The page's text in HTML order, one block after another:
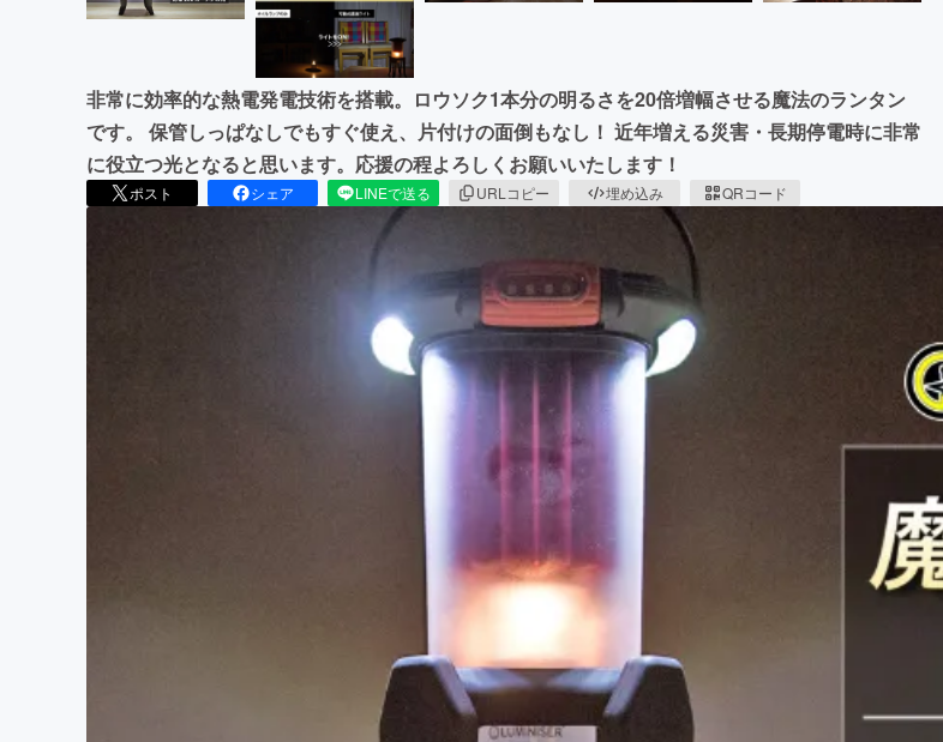
非常に効率的な熱電発電技術を搭載。ロウソク1本分の明るさを20倍増幅させる魔法のランタン
です。 保管しっぱなしでもすぐ使え、片付けの面倒もなし！ 近年増える災害・長期停電時に非常
に役立つ光となると思います。応援の程よろしくお願いいたします！
ポスト シェア LINEで送る URLコピー 埋め込み QRコード